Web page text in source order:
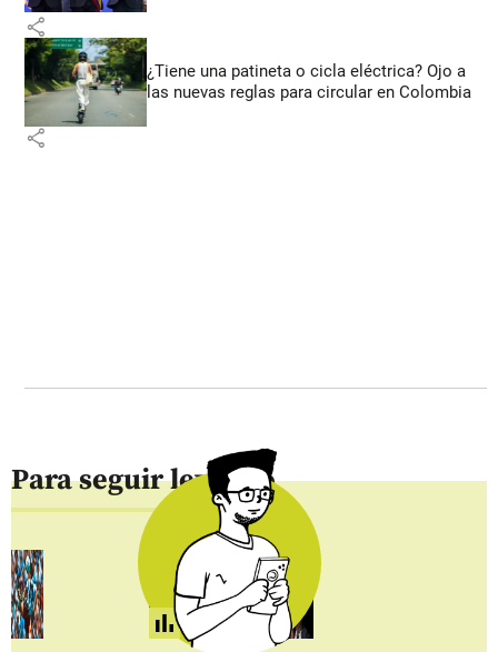
share
¿Tiene una patineta o cicla eléctrica? Ojo a
las nuevas reglas para circular en Colombia
share
Para seguir leyendo